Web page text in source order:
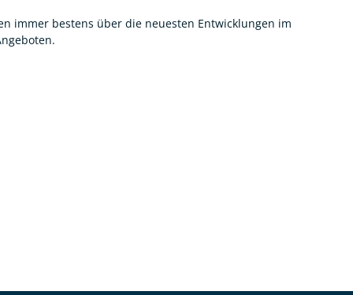
immer bestens über die neuesten Entwicklungen im